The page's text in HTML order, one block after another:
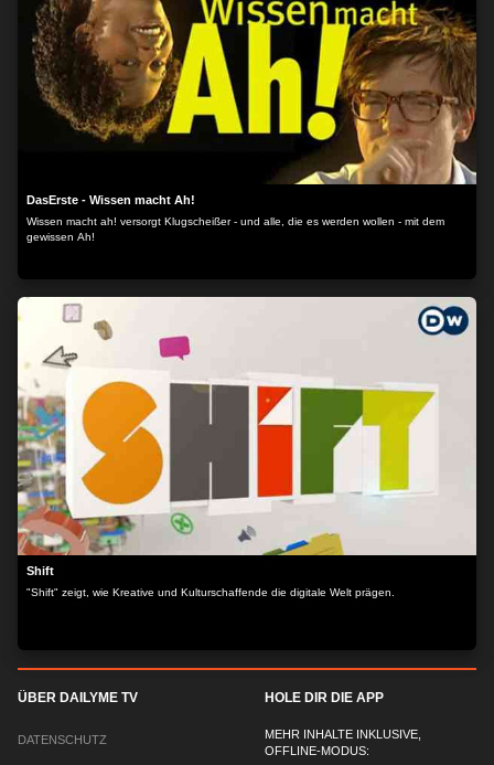
DasErste - Wissen macht Ah!
Wissen macht ah! versorgt Klugscheißer - und alle, die es werden wollen - mit dem
gewissen Ah!
Shift
"Shift" zeigt, wie Kreative und Kulturschaffende die digitale Welt prägen.
ÜBER DAILYME TV
DATENSCHUTZ
HOLE DIR DIE APP
MEHR INHALTE INKLUSIVE,
OFFLINE-MODUS: